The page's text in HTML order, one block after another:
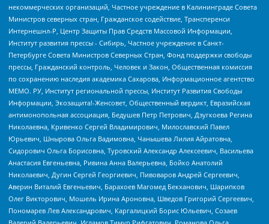
некоммерческих организаций, Частное учреждение в Калининграде Совета
Министров северных стран, Гражданское содействие, Трансперенси
Интернешнл-Р, Центр Защиты Прав Средств Массовой Информации,
Институт развития прессы - Сибирь, Частное учреждение в Санкт-
Петербурге Совета Министров Северных Стран, Фонд поддержки свободы
прессы, Гражданский контроль, Человек и Закон, Общественная комиссия
по сохранению наследия академика Сахарова, Информационное агентство
МЕМО. РУ, Институт региональной прессы, Институт Развития Свободы
Информации, Экозащита!-Женсовет, Общественный вердикт, Евразийская
антимонопольная ассоциация, Бедушев Петр Петрович, Дзугкоева Регина
Николаевна, Кривенко Сергей Владимирович, Милославский Павел
Юрьевич, Шнырова Ольга Вадимовна, Чанышева Лилия Айратовна,
Сидорович Ольга Борисовна, Туровский Александр Алексеевич, Васильева
Анастасия Евгеньевна, Ривина Анна Валерьевна, Бойко Анатолий
Николаевич, Дугин Сергей Георгиевич, Пивоваров Андрей Сергеевич,
Аверин Виталий Евгеньевич, Барахоев Магомед Бекханович, Шарипков
Олег Викторович, Мошель Ирина Ароновна, Шведов Григорий Сергеевич,
Пономарев Лев Александрович, Каргалицкий Борис Юльевич, Созаев